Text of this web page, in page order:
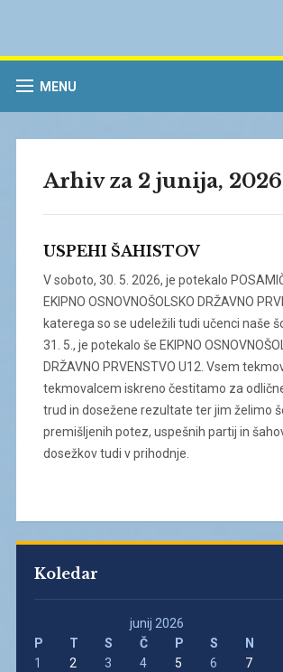
MENU
Koledar
junij 2026
P
T S Č P S
N
1
2 3 4 5 6
7
Arhiv za 2 junija, 2026
USPEHI ŠAHISTOV
V soboto, 30. 5. 2026, je potekalo
EKIPNO OSNOVNOŠOLSKO DRŽAVNO
katerega so se udeležili tudi učenci naše
31. 5., je potekalo še EKIPNO
DRŽAVNO PRVENSTVO U12. Vsem
tekmovalcem iskreno čestitamo za
trud in dosežene rezultate ter jim želimo
premišljenih potez, uspešnih partij in
dosežkov tudi v prihodnje.